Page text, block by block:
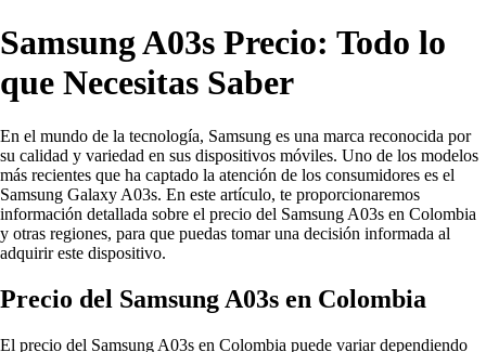
Samsung A03s Precio: Todo lo
que Necesitas Saber
En el mundo de la tecnología, Samsung es una marca reconocida por
su calidad y variedad en sus dispositivos móviles. Uno de los modelos
más recientes que ha captado la atención de los consumidores es el
Samsung Galaxy A03s. En este artículo, te proporcionaremos
información detallada sobre el precio del Samsung A03s en Colombia
y otras regiones, para que puedas tomar una decisión informada al
adquirir este dispositivo.
Precio del Samsung A03s en Colombia
El precio del Samsung A03s en Colombia puede variar dependiendo